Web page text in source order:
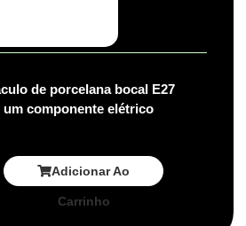
de porcelana bocal E27
um componente elétrico
Adicionar Ao
Carrinho